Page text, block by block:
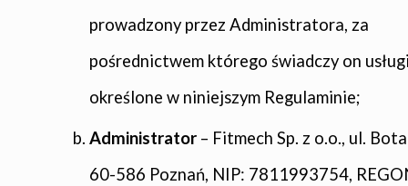
prowadzony przez Administratora, za
pośrednictwem którego świadczy on
określone w niniejszym Regulaminie;
Administrator– Fitmech Sp. z o.o., ul.
60-586 Poznań, NIP: 7811993754,